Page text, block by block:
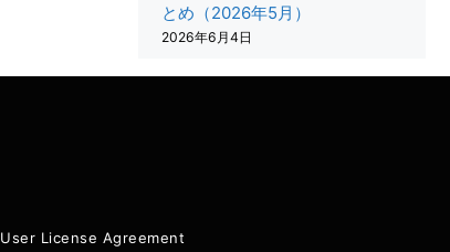
とめ（2026年5月）
2026年6月4日
License Agreement